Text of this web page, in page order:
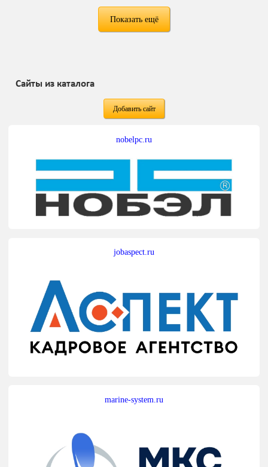
Показать ещё
Сайты из каталога
Добавить сайт
nobelpc.ru
jobaspect.ru
marine-system.ru